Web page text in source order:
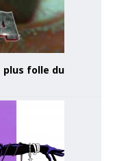
plus folle du